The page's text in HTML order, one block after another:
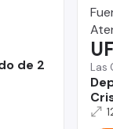
de 2
Las